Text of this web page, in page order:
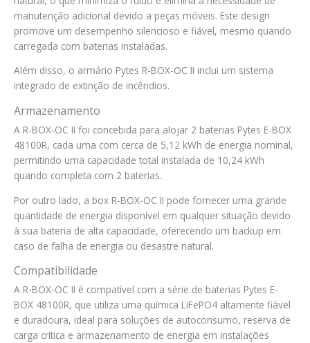
manutenção adicional devido a peças móveis. Este design
promove um desempenho silencioso e fiável, mesmo quando
carregada com baterias instaladas.
Além disso, o armário Pytes R-BOX-OC II inclui um sistema
integrado de extinção de incêndios.
Armazenamento
A R-BOX-OC II foi concebida para alojar 2 baterias Pytes E-BOX
48100R, cada uma com cerca de 5,12 kWh de energia nominal,
permitindo uma capacidade total instalada de 10,24 kWh
quando completa com 2 baterias.
Por outro lado, a box R-BOX-OC II pode fornecer uma grande
quantidade de energia disponível em qualquer situação devido
à sua bateria de alta capacidade, oferecendo um backup em
caso de falha de energia ou desastre natural.
Compatibilidade
A R-BOX-OC II é compatível com a série de baterias Pytes E-
BOX 48100R, que utiliza uma química LiFePO4 altamente fiável
e duradoura, ideal para soluções de autoconsumo, reserva de
carga crítica e armazenamento de energia em instalações